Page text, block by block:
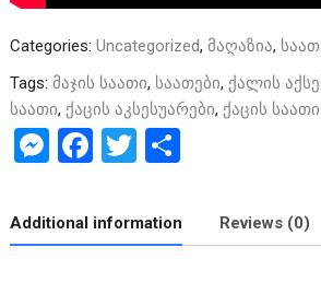
Categories: Uncategorized, მაღაზია,
Tags: მაჯის საათი, საათები, ქალის
საათი, ქაცის აკსესუარები, ქაცის საათი
M
se
n
F
ce
b
T
tt
er
ar
e
Additional information Reviews (0)